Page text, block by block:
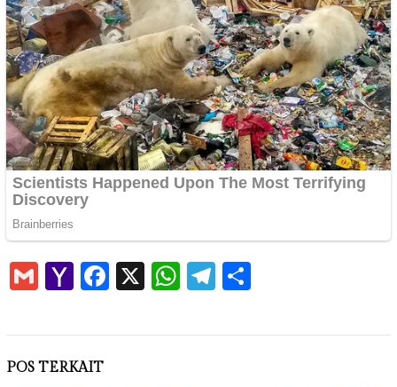
GmailYahoo
Mail
Facebook
X WhatsApp
Telegram
POS TERKAIT